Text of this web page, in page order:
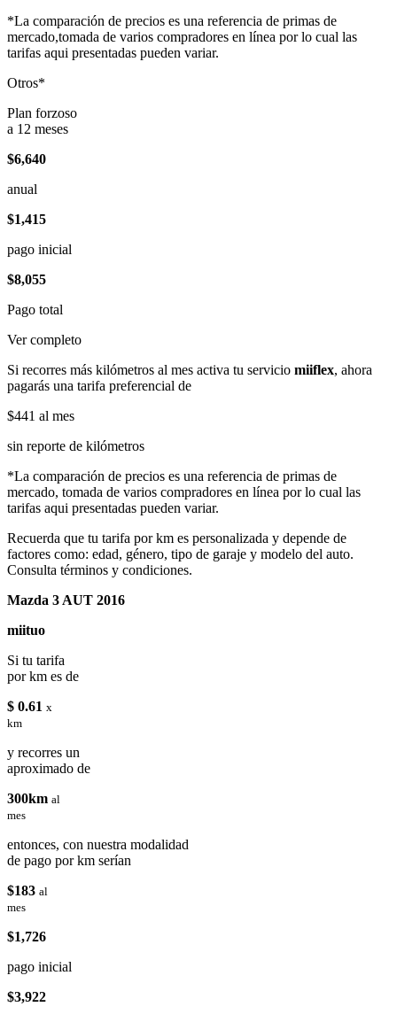
*La comparación de precios es una referencia de primas de
mercado,tomada de varios compradores en línea por lo cual las
tarifas aqui presentadas pueden variar.
Otros*
Plan forzoso
a 12 meses
$6,640
anual
$1,415
pago inicial
$8,055
Pago total
Ver completo
Si recorres más kilómetros al mes activa tu servicio miiflex, ahora
pagarás una tarifa preferencial de
$441 al mes
sin reporte de kilómetros
*La comparación de precios es una referencia de primas de
mercado, tomada de varios compradores en línea por lo cual las
tarifas aqui presentadas pueden variar.
Recuerda que tu tarifa por km es personalizada y depende de
factores como: edad, género, tipo de garaje y modelo del auto.
Consulta términos y condiciones.
Mazda 3 AUT 2016
miituo
Si tu tarifa
por km es de
$ 0.61 x
km
y recorres un
aproximado de
300km al
mes
entonces, con nuestra modalidad
de pago por km serían
$183 al
mes
$1,726
pago inicial
$3,922